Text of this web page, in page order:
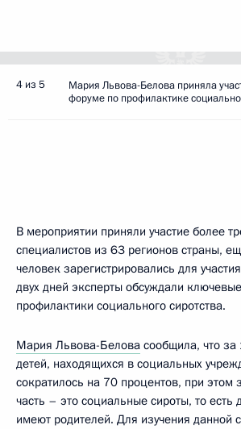
4 из 5
Мария Львова-Белова приняла
форуме по профилактике
В мероприятии приняли участие более
специалистов из 63 регионов страны,
человек зарегистрировались для
двух дней эксперты обсуждали
профилактики социального сиротства.
Мария Львова-Белова сообщила, что за
детей, находящихся в социальных
сократилось на 70 процентов, при этом
часть – это социальные сироты, то есть
имеют родителей. Для изучения данной